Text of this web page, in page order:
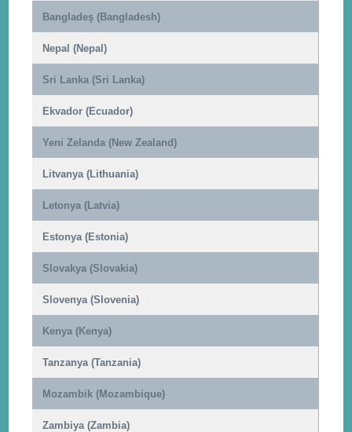
Bangladeş (Bangladesh)
Nepal (Nepal)
Sri Lanka (Sri Lanka)
Ekvador (Ecuador)
Yeni Zelanda (New Zealand)
Litvanya (Lithuania)
Letonya (Latvia)
Estonya (Estonia)
Slovakya (Slovakia)
Slovenya (Slovenia)
Kenya (Kenya)
Tanzanya (Tanzania)
Mozambik (Mozambique)
Zambiya (Zambia)